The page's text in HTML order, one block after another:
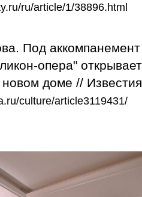
ru/article/1/38896.html
Под аккомпанемент
опера"
новом доме //
culture/article3119431/